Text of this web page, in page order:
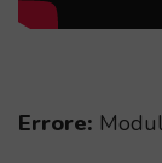
Errore: